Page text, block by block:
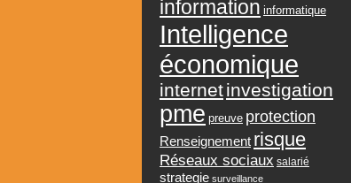
information informatique
Intelligence
économique
internetinvestigation
pme preuve protection
Renseignement risque
Réseaux sociaux salarié
strategie surveillance